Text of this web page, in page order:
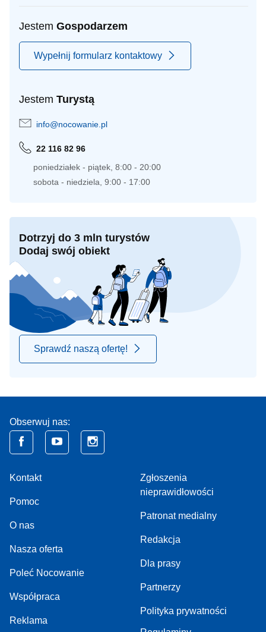
Jestem Gospodarzem
Wypełnij formularz kontaktowy
Jestem Turystą
info@nocowanie.pl
22 116 82 96
poniedziałek - piątek, 8:00 - 20:00
sobota - niedziela, 9:00 - 17:00
Dotrzyj do 3 mln turystów
Dodaj swój obiekt
Sprawdź naszą ofertę!
Obserwuj nas:
Kontakt
Pomoc
O nas
Nasza oferta
Poleć Nocowanie
Współpraca
Reklama
Zgłoszenia
nieprawidłowości
Patronat medialny
Redakcja
Dla prasy
Partnerzy
Polityka prywatności